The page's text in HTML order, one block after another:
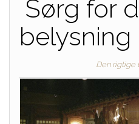
Sørg for
Den rigtige